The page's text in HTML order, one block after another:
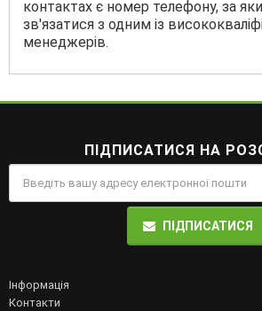
контактах є номер телефону, за
зв'язатися з одним із
менеджерів.
ПІДПИСАТИСЯ НА
ПІДПИСАТИСЯ
Інформація
Контакти